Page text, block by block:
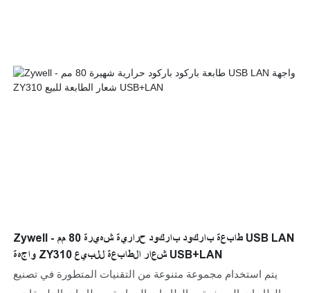
Zywell - طابعة باركود باركود حرارية شهيرة 80 مم USB LAN
واجهة ZY310 شعار الطابعة للبيع USB+LAN
يتم استخدام مجموعة متنوعة من التقنيات المتطورة في تصنيع